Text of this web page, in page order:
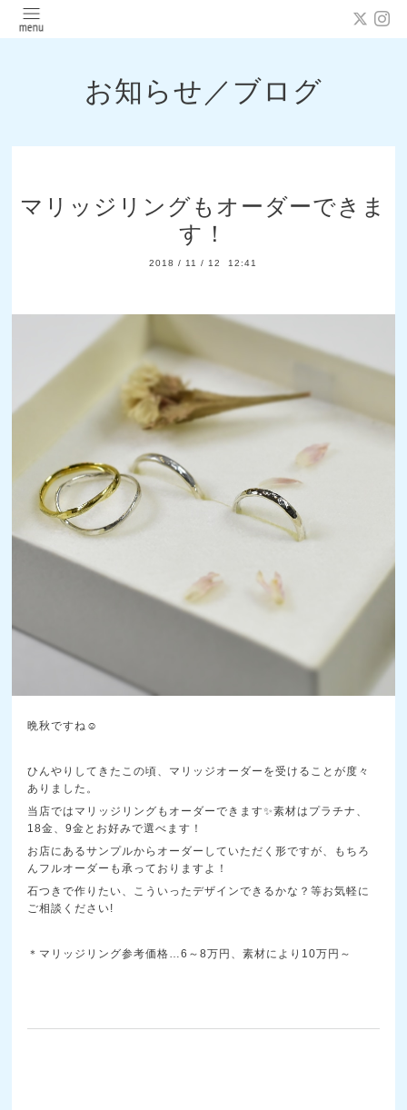
お知らせ／ブログ
マリッジリングもオーダーできま
す！
2018 / 11 / 12 12:41
晩秋ですね☺️
ひんやりしてきたこの頃、マリッジオーダーを受けることが度々
ありました。
当店ではマリッジリングもオーダーできます✨素材はプラチナ、
18金、9金とお好みで選べます！
お店にあるサンプルからオーダーしていただく形ですが、もちろ
んフルオーダーも承っておりますよ！
石つきで作りたい、こういったデザインできるかな？等お気軽に
ご相談ください!
＊マリッジリング参考価格…6～8万円、素材により10万円～